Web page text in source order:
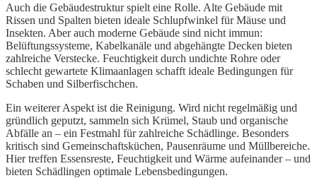
Auch die Gebäudestruktur spielt eine Rolle. Alte Gebäude mit
Rissen und Spalten bieten ideale Schlupfwinkel für Mäuse und
Insekten. Aber auch moderne Gebäude sind nicht immun:
Belüftungssysteme, Kabelkanäle und abgehängte Decken bieten
zahlreiche Verstecke. Feuchtigkeit durch undichte Rohre oder
schlecht gewartete Klimaanlagen schafft ideale Bedingungen für
Schaben und Silberfischchen.
Ein weiterer Aspekt ist die Reinigung. Wird nicht regelmäßig und
gründlich geputzt, sammeln sich Krümel, Staub und organische
Abfälle an – ein Festmahl für zahlreiche Schädlinge. Besonders
kritisch sind Gemeinschaftsküchen, Pausenräume und Müllbereiche.
Hier treffen Essensreste, Feuchtigkeit und Wärme aufeinander – und
bieten Schädlingen optimale Lebensbedingungen.